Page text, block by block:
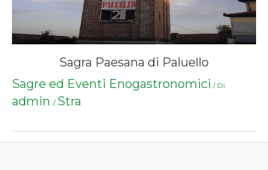
Sagra Paesana di Paluello
Sagre ed Eventi Enogastronomici / Di
admin / Stra